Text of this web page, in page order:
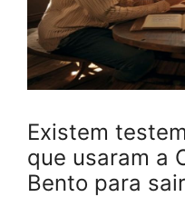
Existem
que usaram a
Bento para